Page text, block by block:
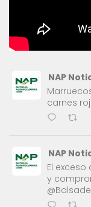
NAP
carnes
NAP
El
y